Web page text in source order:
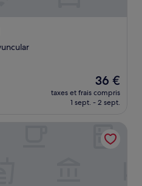
Le
nouveau
prix
de
36 €
36 €
taxes et frais compris
1 sept. - 2 sept.